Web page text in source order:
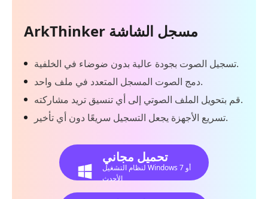
ArkThinker مسجل الشاشة
تسجيل الصوت بجودة عالية بدون ضوضاء في الخلفية.
دمج الصوت المسجل المتعدد في ملف واحد.
قم بتحويل الملف الصوتي إلى أي تنسيق تريد مشاركته.
تسريع الأجهزة يجعل التسجيل سريعًا دون أي تأخير.
تحميل مجاني
لنظام التشغيل Windows 7 أو
الأحدث